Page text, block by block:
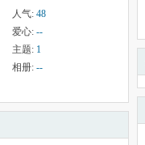
人气: 48
爱心: --
主题: 1
相册: --